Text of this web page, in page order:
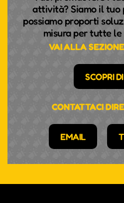
attività? Siamo il tuo
possiamo proporti
misura per tutte le
VAI ALLA
SCOPRI
CONTATTACI
EMAIL